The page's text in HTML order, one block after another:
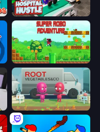
Hospital Hustle
Super Robo - Adventure
Root Vegetables & Co